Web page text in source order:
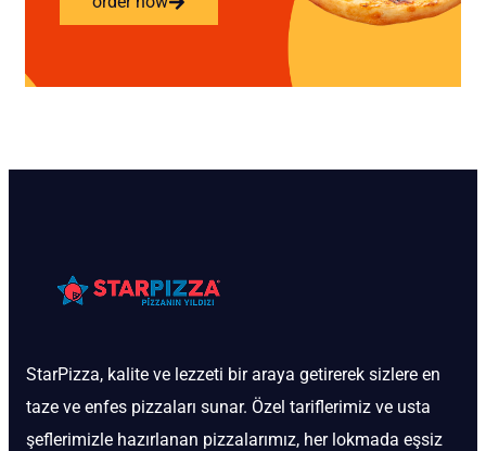
StarPizza, kalite ve lezzeti bir araya getirerek sizlere en
taze ve enfes pizzaları sunar. Özel tariflerimiz ve usta
şeflerimizle hazırlanan pizzalarımız, her lokmada eşsiz